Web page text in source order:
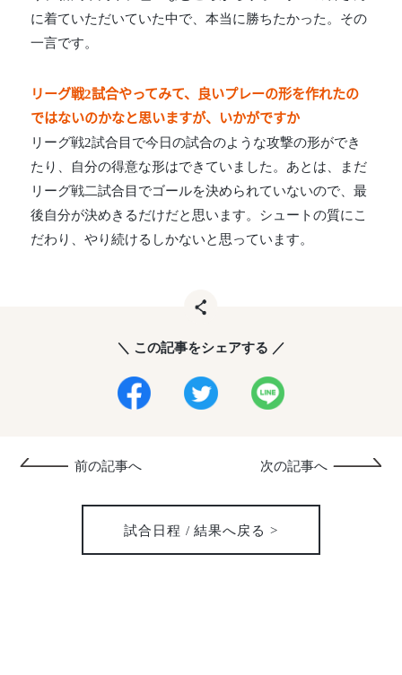
に着ていただいていた中で、本当に勝ちたかった。その
一言です。
リーグ戦2試合やってみて、良いプレーの形を作れたの
ではないのかなと思いますが、いかがですか
リーグ戦2試合目で今日の試合のような攻撃の形ができ
たり、自分の得意な形はできていました。あとは、まだ
リーグ戦二試合目でゴールを決められていないので、最
後自分が決めきるだけだと思います。シュートの質にこ
だわり、やり続けるしかないと思っています。
＼ この記事をシェアする ／
試合日程 / 結果へ戻る >
前の記事へ 次の記事へ